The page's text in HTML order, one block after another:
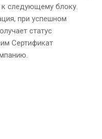
следующему блоку.
при успешном
статус
Сертификат